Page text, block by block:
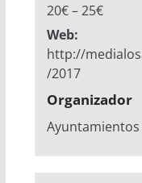
20€ – 25€
Web:
http://
/2017
Organizador
Ayuntamientos